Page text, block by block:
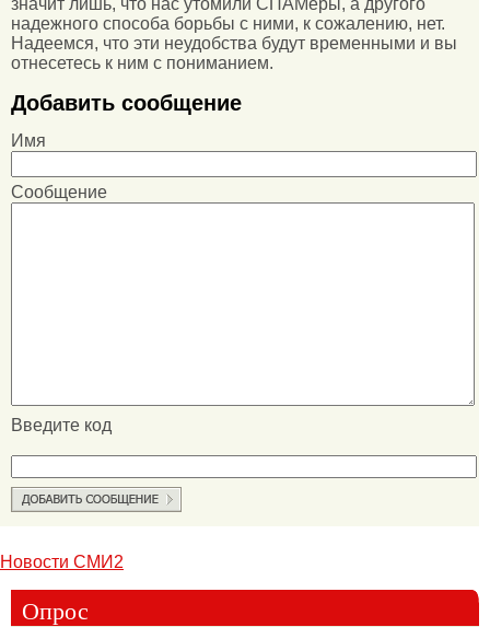
значит лишь, что нас утомили СПАМеры, а другого
надежного способа борьбы с ними, к сожалению, нет.
Надеемся, что эти неудобства будут временными и вы
отнесетесь к ним с пониманием.
Добавить сообщение
Имя
Сообщение
Введите код
Новости СМИ2
Опрос